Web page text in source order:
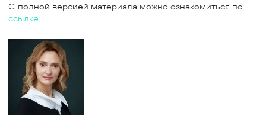
С полной версией материала можно ознакомиться по
ссылке.